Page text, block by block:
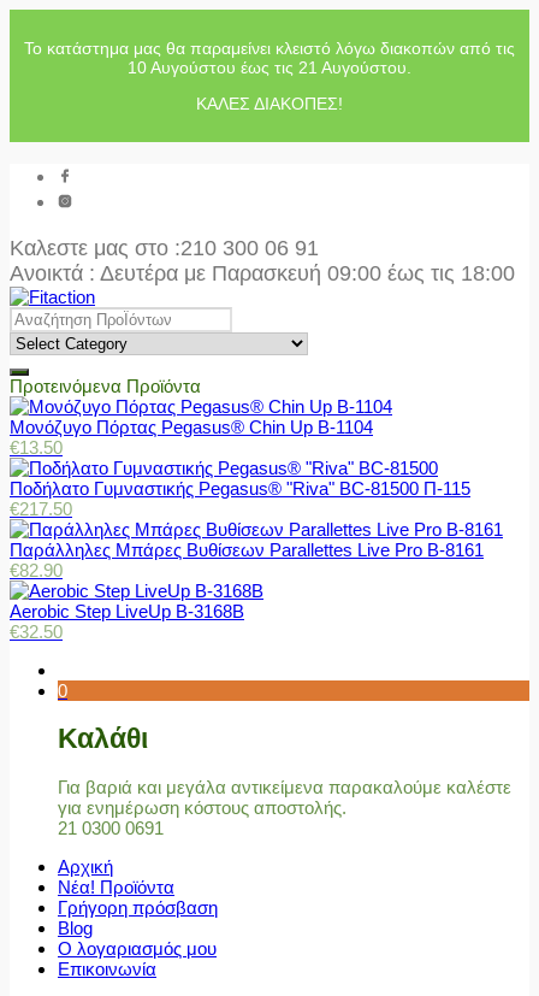
Το κατάστημα μας θα παραμείνει κλειστό λόγω διακοπών από τις
10 Αυγούστου έως τις 21 Αυγούστου.
ΚΑΛΕΣ ΔΙΑΚΟΠΕΣ!
Καλεστε μας στο :210 300 06 91
Ανοικτά : Δευτέρα με Παρασκευή 09:00 έως τις 18:00
Προτεινόμενα Προϊόντα
Μονόζυγο Πόρτας Pegasus® Chin Up Β-1104
€13.50
Ποδήλατο Γυμναστικής Pegasus® "Riva" BC-81500 Π-115
€217.50
Παράλληλες Μπάρες Βυθίσεων Parallettes Live Pro Β-8161
€82.90
Aerobic Step LiveUp B-3168B
€32.50
0
Καλάθι
Για βαριά και μεγάλα αντικείμενα παρακαλούμε καλέστε
για ενημέρωση κόστους αποστολής.
21 0300 0691
Αρχική
Νέα! Προϊόντα
Γρήγορη πρόσβαση
Blog
Ο λογαριασμός μου
Επικοινωνία